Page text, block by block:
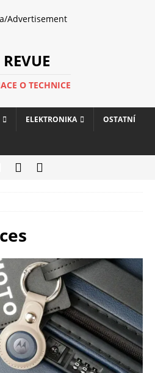
Advertisement
O TECHNICE
ELEKTRONIKA OSTATNÍ